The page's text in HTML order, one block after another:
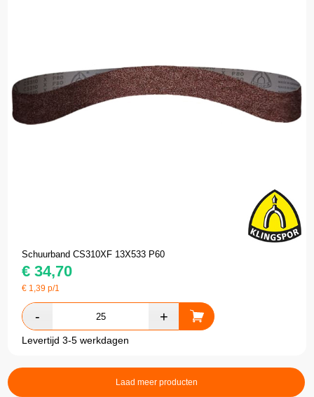
Schuurband CS310XF 13X533 P60
€ 34,70
€ 1,39 p/1
Levertijd 3-5 werkdagen
Laad meer producten